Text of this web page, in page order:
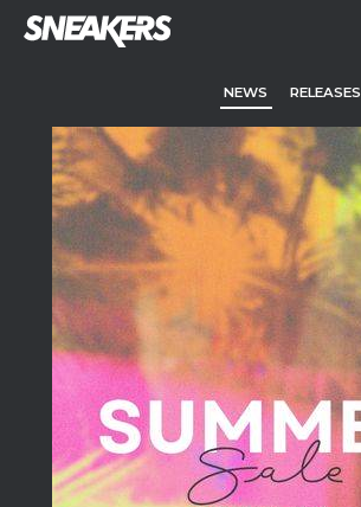
NEWS RELEASES